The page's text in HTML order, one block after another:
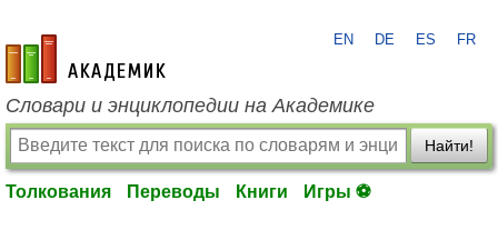
academic.ru
EN DE ES FR
Словари и энциклопедии на Академике
Найти!
Толкования Переводы Книги Игры ⚽